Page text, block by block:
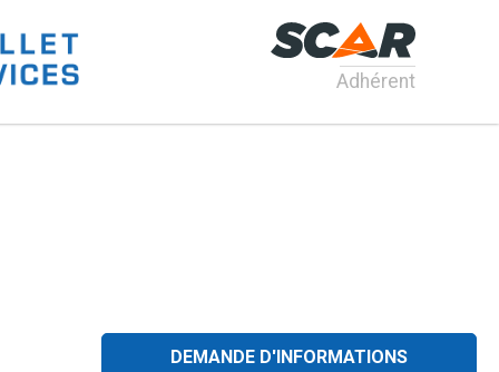
Adhérent
DEMANDE D'INFORMATIONS